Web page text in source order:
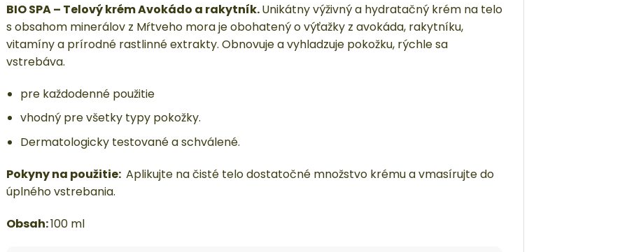
BIO SPA – Telový krém Avokádo a rakytník.Unikátny výživný a hydratačný krém na telo
s obsahom minerálov z Mŕtveho mora je obohatený o výťažky z avokáda, rakytníku,
vitamíny a prírodné rastlinné extrakty. Obnovuje a vyhladzuje pokožku, rýchle sa
vstrebáva.
pre každodenné použitie
vhodný pre všetky typy pokožky.
Dermatologicky testované a schválené.
Pokyny na použitie: Aplikujte na čisté telo dostatočné množstvo krému a vmasírujte do
úplného vstrebania.
Obsah:100 ml